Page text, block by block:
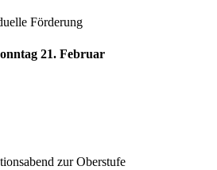
Förderung
21. Februar
zur Oberstufe